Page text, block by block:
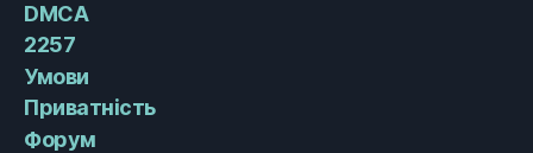
DMCA
2257
Умови
Приватність
Форум